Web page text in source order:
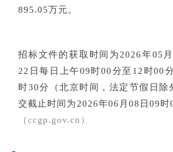
895.05万元。
招标文件的获取时间为2026年05
22日每日上午09时00分至12时00
时30分（北京时间，法定节假日除
交截止时间为2026年06月08日09时
（ccgp.gov.cn）